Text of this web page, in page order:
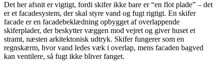
Det her afsnit er vigtigt, fordi skifer ikke bare er “en flot plade” – det
er et facadesystem, der skal styre vand og fugt rigtigt. En skifer
facade er en facadebeklædning opbygget af overlappende
skiferplader, der beskytter væggen mod vejret og giver huset et
stramt, næsten arkitektonisk udtryk. Skifer fungerer som en
regnskærm, hvor vand ledes væk i overlap, mens facaden bagved
kan ventilere, så fugt ikke bliver fanget.